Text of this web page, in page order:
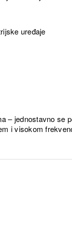
uređaje
– jednostavno se
i visokom